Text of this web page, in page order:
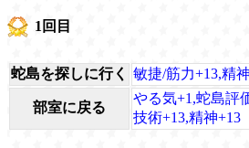
1回目
蛇島を探しに行く 敏捷/筋力+13,精
部室に戻る
やる気+1,蛇島評
技術+13,精神+13